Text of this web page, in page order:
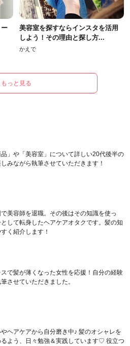
美容室を探すならインスタを活用
しよう！その理由と探し方...
かえで
もっと見る
品」や「美容室」について詳しい20代後半の
みながら執筆させていただきます！
美容師を退職。その後はその知識を使っ
して転身したヘアケアオタクです。髪の知
く紹介します！
で髪が薄くなった女性を応援！自分の経験
させていただきました。
ヘアケアから自分磨き中♪ 髪のオシャレを
るよう、日々勉強＆実践しています♡ 役立つ